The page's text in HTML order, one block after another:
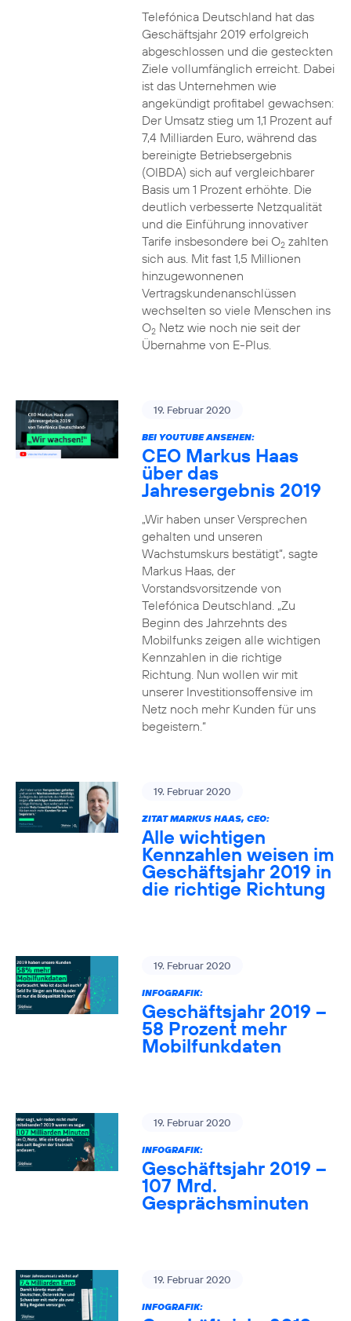
Telefónica Deutschland hat das
Geschäftsjahr 2019 erfolgreich
abgeschlossen und die gesteckten
Ziele vollumfänglich erreicht. Dabei
ist das Unternehmen wie
angekündigt profitabel gewachsen:
Der Umsatz stieg um 1,1 Prozent auf
7,4 Milliarden Euro, während das
bereinigte Betriebsergebnis
(OIBDA) sich auf vergleichbarer
Basis um 1 Prozent erhöhte. Die
deutlich verbesserte Netzqualität
und die Einführung innovativer
Tarife insbesondere bei O2zahlten
sich aus. Mit fast 1,5 Millionen
hinzugewonnenen
Vertragskundenanschlüssen
wechselten so viele Menschen ins
O2Netz wie noch nie seit der
Übernahme von E-Plus.
19. Februar 2020
BEI YOUTUBE ANSEHEN:
CEO Markus Haas
über das
Jahresergebnis 2019
„Wir haben unser Versprechen
gehalten und unseren
Wachstumskurs bestätigt“, sagte
Markus Haas, der
Vorstandsvorsitzende von
Telefónica Deutschland. „Zu
Beginn des Jahrzehnts des
Mobilfunks zeigen alle wichtigen
Kennzahlen in die richtige
Richtung. Nun wollen wir mit
unserer Investitionsoffensive im
Netz noch mehr Kunden für uns
begeistern.“
19. Februar 2020
ZITAT MARKUS HAAS, CEO:
Alle wichtigen
Kennzahlen weisen im
Geschäftsjahr 2019 in
die richtige Richtung
19. Februar 2020
INFOGRAFIK:
Geschäftsjahr 2019 –
58 Prozent mehr
Mobilfunkdaten
19. Februar 2020
INFOGRAFIK:
Geschäftsjahr 2019 –
107 Mrd.
Gesprächsminuten
19. Februar 2020
INFOGRAFIK: